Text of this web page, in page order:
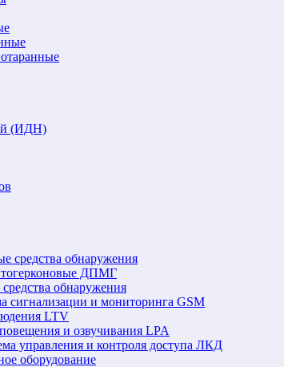
(ИДН)
средства обнаружения
ДПМГ
обнаружения
сигнализации и мониторинга GSM
LTV
и озвучивания LPA
управления и контроля доступа ЛКД
оборудование